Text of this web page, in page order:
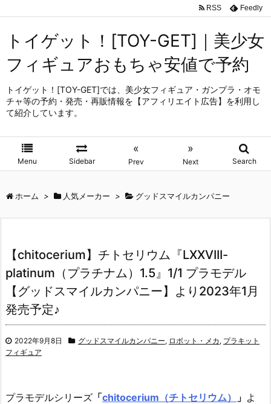
トイゲット！[TOY-GET]｜美少女
フィギュアおもちゃ安値で予約
トイゲット！[TOY-GET]では、美少女フィギュア・ガンプラ・オモ
チャ等の予約・発売・再販情報を【アフィリエイト広告】を利用し
て紹介しています。
Menu Sidebar
«
Prev
»
Next Search
RSS Feedly
ホーム > 人気メーカー > グッドスマイルカンパニー
【chitocerium】チトセリウム『LXXVIII-
platinum（プラチナム）1.5』1/1 プラモデル
【グッドスマイルカンパニー】より2023年1月
発売予定♪
2022年9月8日 グッドスマイルカンパニー, ロボット・メカ , プラキット
フィギュア
プラモデルシリーズ 「chitocerium（チトセリウム） 」 よ